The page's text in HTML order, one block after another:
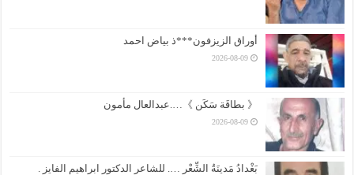
أوراق الزيزفون***ذ بياض احمد
2026-08-09
《 بطاقَة سَكَن 》….عبدالعال مأمون
2026-08-09
بَغْدادُ مَدينَةُ الشِّعْر …. للشاعر الدكتور ابراهيم الفايز .